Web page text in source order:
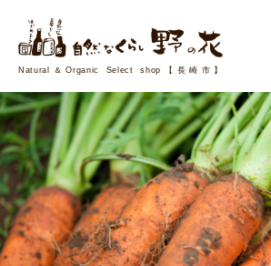
Natural＆Organic Select shop【長崎市】